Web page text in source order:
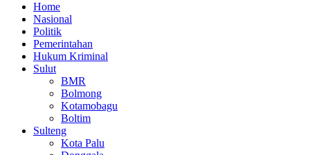
Home
Nasional
Politik
Pemerintahan
Hukum Kriminal
Sulut
BMR
Bolmong
Kotamobagu
Boltim
Sulteng
Kota Palu